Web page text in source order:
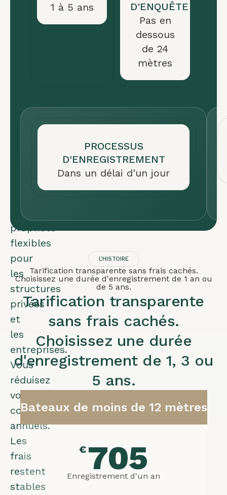
déplacer.
nationalités.
Cela
de
propriété
flexibles
pour
les
structures
privées
et
les
entreprises.
Vous
réduisez
vos
coûts
annuels.
Les
frais
restent
stables
1 à 5 ans
D'ENQUÊTE
Pas en
dessous
de 24
mètres
PROCESSUS
D'ENREGISTREMENT
Dans un délai d'un jour
L'HISTOIRE
Tarification transparente sans frais cachés.
Choisissez une durée d'enregistrement de 1 an ou
de 5 ans.
Tarification transparente
sans frais cachés.
Choisissez une durée
d'enregistrement de 1, 3 ou
5 ans.
Bateaux de moins de 12 mètres
€ 705
Enregistrement d'un an